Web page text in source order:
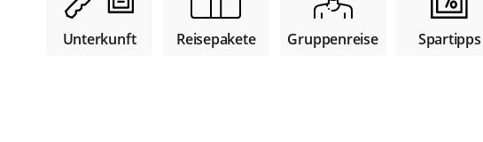
Unterkunft Reisepakete Gruppenreise Spartipps